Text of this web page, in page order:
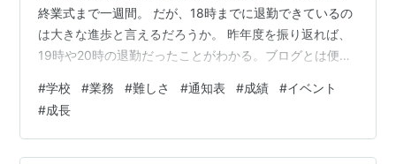
終業式まで一週間。 だが、18時までに退勤できているの
は大きな進歩と言えるだろうか。 昨年度を振り返れば、
19時や20時の退勤だったことがわかる。ブログとは便利
しつつ管理職の先生と相談しながら作っていったらし
い。 そう考えれば、今年は本当に進歩しているのだな。
所見に関しては、AIと相談しながら、１日で作り終わる
ことができた。 別々の管理職の先生に、提出期限一週間
#学校 #業務 #難しさ #通知表 #成績 #イベント
#成長